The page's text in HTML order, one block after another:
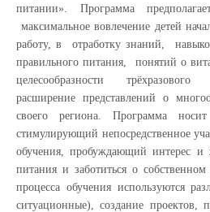
питании». Программа
максимальное вовлечение детей
работу, в отработку знаний,
правильного питания, понятий о
целесообразности
расширение представлений о
своего региона. Программа носит
стимулирующий непосредственное
обучения, пробуждающий интерес и
питания и заботиться о
процесса обучения используются
ситуационные), создание проектов,